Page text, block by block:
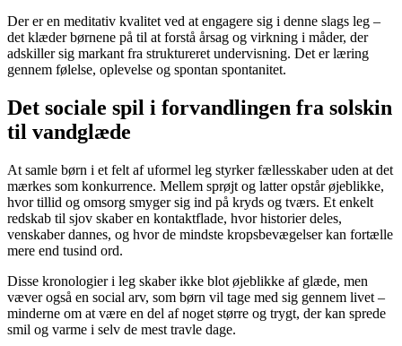
Der er en meditativ kvalitet ved at engagere sig i denne slags leg –
det klæder børnene på til at forstå årsag og virkning i måder, der
adskiller sig markant fra struktureret undervisning. Det er læring
gennem følelse, oplevelse og spontan spontanitet.
Det sociale spil i forvandlingen fra solskin
til vandglæde
At samle børn i et felt af uformel leg styrker fællesskaber uden at det
mærkes som konkurrence. Mellem sprøjt og latter opstår øjeblikke,
hvor tillid og omsorg smyger sig ind på kryds og tværs. Et enkelt
redskab til sjov skaber en kontaktflade, hvor historier deles,
venskaber dannes, og hvor de mindste kropsbevægelser kan fortælle
mere end tusind ord.
Disse kronologier i leg skaber ikke blot øjeblikke af glæde, men
væver også en social arv, som børn vil tage med sig gennem livet –
minderne om at være en del af noget større og trygt, der kan sprede
smil og varme i selv de mest travle dage.